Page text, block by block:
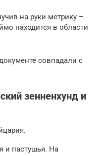
на руки метрику –
находится в области
совпадали с
зенненхунд и
и пастушья. На